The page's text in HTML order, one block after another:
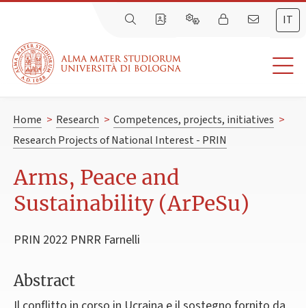
IT
Home > Research > Competences, projects, initiatives >
Research Projects of National Interest - PRIN
Arms, Peace and
Sustainability (ArPeSu)
PRIN 2022 PNRR Farnelli
Abstract